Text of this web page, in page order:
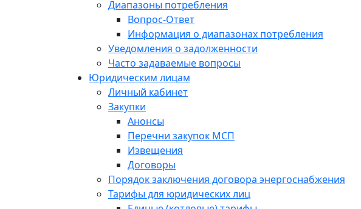
Диапазоны потребления
Вопрос-Ответ
Информация о диапазонах потребления
Уведомления о задолженности
Часто задаваемые вопросы
Юридическим лицам
Личный кабинет
Закупки
Анонсы
Перечни закупок МСП
Извещения
Договоры
Порядок заключения договора энергоснабжения
Тарифы для юридических лиц